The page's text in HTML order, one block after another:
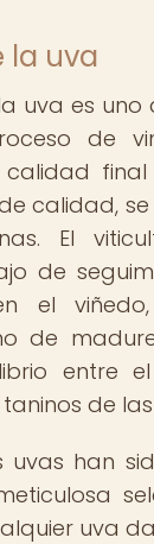
la uva
uva es uno
de
final
calidad,
El
de
el
de
entre
de
uvas han
uva